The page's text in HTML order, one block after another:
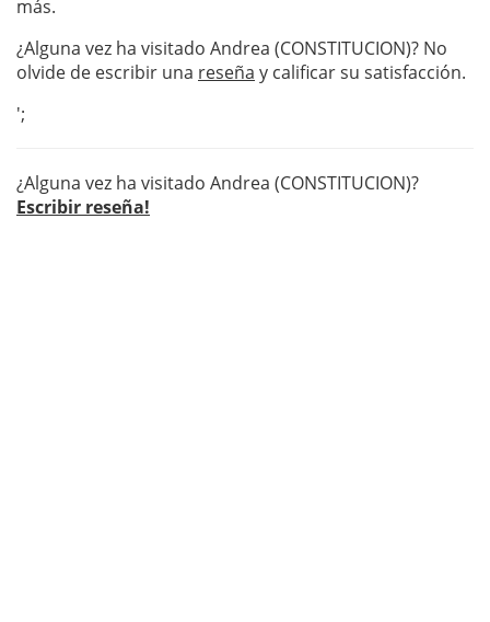
más.
¿Alguna vez ha visitado Andrea (CONSTITUCION)? No
olvide de escribir una reseña y calificar su satisfacción.
';
¿Alguna vez ha visitado Andrea (CONSTITUCION)?
Escribir reseña!